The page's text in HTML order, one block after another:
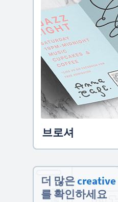
브로셔
더 많은creative
를 확인하세요